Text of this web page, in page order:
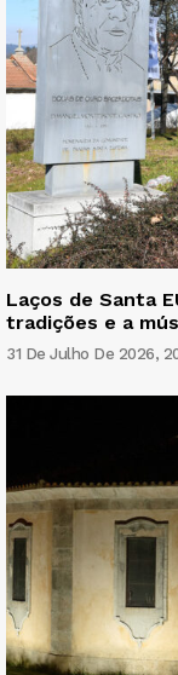
Laços de Santa
tradições e a
31 De Julho De 2026,